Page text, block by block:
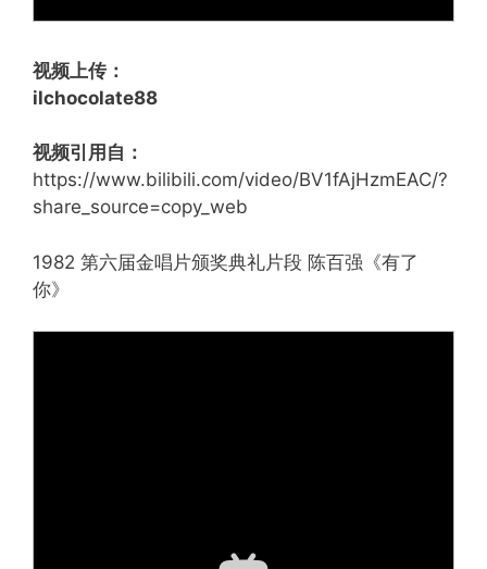
视频上传：
ilchocolate88
视频引用自：
https://www.bilibili.com/video/BV1fAjHzmEAC/?
share_source=copy_web
1982 第六届金唱片颁奖典礼片段 陈百强《有了
你》